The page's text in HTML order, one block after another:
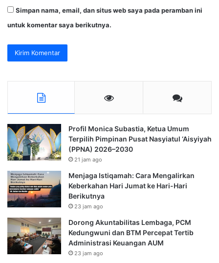
Simpan nama, email, dan situs web saya pada peramban ini
untuk komentar saya berikutnya.
Profil Monica Subastia, Ketua Umum
Terpilih Pimpinan Pusat Nasyiatul ‘Aisyiyah
(PPNA) 2026–2030
21 jam ago
Menjaga Istiqamah: Cara Mengalirkan
Keberkahan Hari Jumat ke Hari-Hari
Berikutnya
23 jam ago
Dorong Akuntabilitas Lembaga, PCM
Kedungwuni dan BTM Percepat Tertib
Administrasi Keuangan AUM
23 jam ago